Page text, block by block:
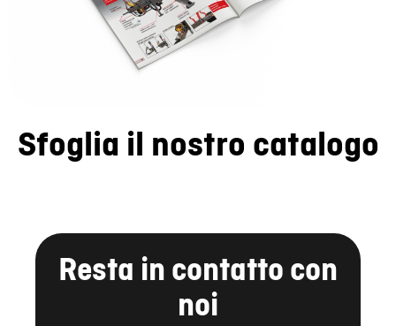
Sfoglia il nostro catalogo
Resta in contatto con
noi